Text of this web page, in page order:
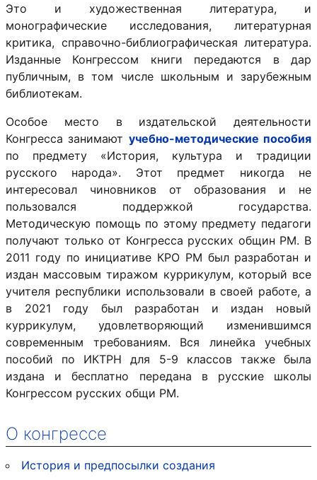
Это и художественная литература, и
монографические исследования, литературная
критика, справочно-библиографическая литература.
Изданные Конгрессом книги передаются в дар
публичным, в том числе школьным и зарубежным
библиотекам.
Особое место в издательской деятельности
Конгресса занимают учебно-методические пособия
по предмету «История, культура и традиции
русского народа». Этот предмет никогда не
интересовал чиновников от образования и не
пользовался поддержкой государства.
Методическую помощь по этому предмету педагоги
получают только от Конгресса русских общин РМ. В
2011 году по инициативе КРО РМ был разработан и
издан массовым тиражом куррикулум, который все
учителя республики использовали в своей работе, а
в 2021 году был разработан и издан новый
куррикулум, удовлетворяющий изменившимся
современным требованиям. Вся линейка учебных
пособий по ИКТРН для 5-9 классов также была
издана и бесплатно передана в русские школы
Конгрессом русских общи РМ.
О конгрессе
История и предпосылки создания